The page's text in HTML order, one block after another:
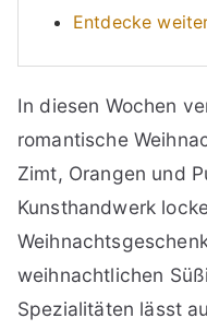
Entdecke
In diesen Wochen
romantische
Zimt, Orangen und
Kunsthandwerk
weihnachtlichen
Spezialitäten lässt